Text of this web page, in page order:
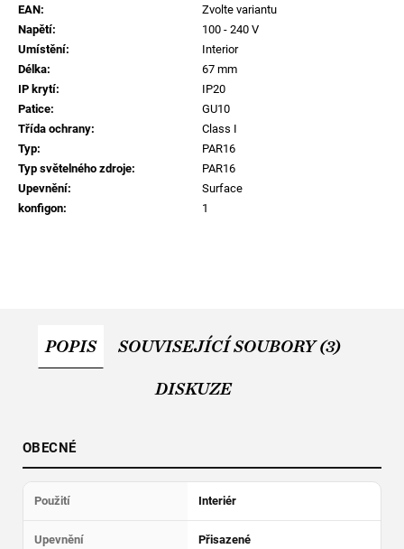
EAN:
Zvolte variantu
Napětí:
100 - 240 V
Umístění:
Interior
Délka:
67 mm
IP krytí:
IP20
Patice:
GU10
Třída ochrany:
Class I
Typ:
PAR16
Typ světelného zdroje:
PAR16
Upevnění:
Surface
konfigon: 1
POPIS SOUVISEJÍCÍ SOUBORY (3)
DISKUZE
OBECNÉ
Použití Interiér
Upevnění Přisazené